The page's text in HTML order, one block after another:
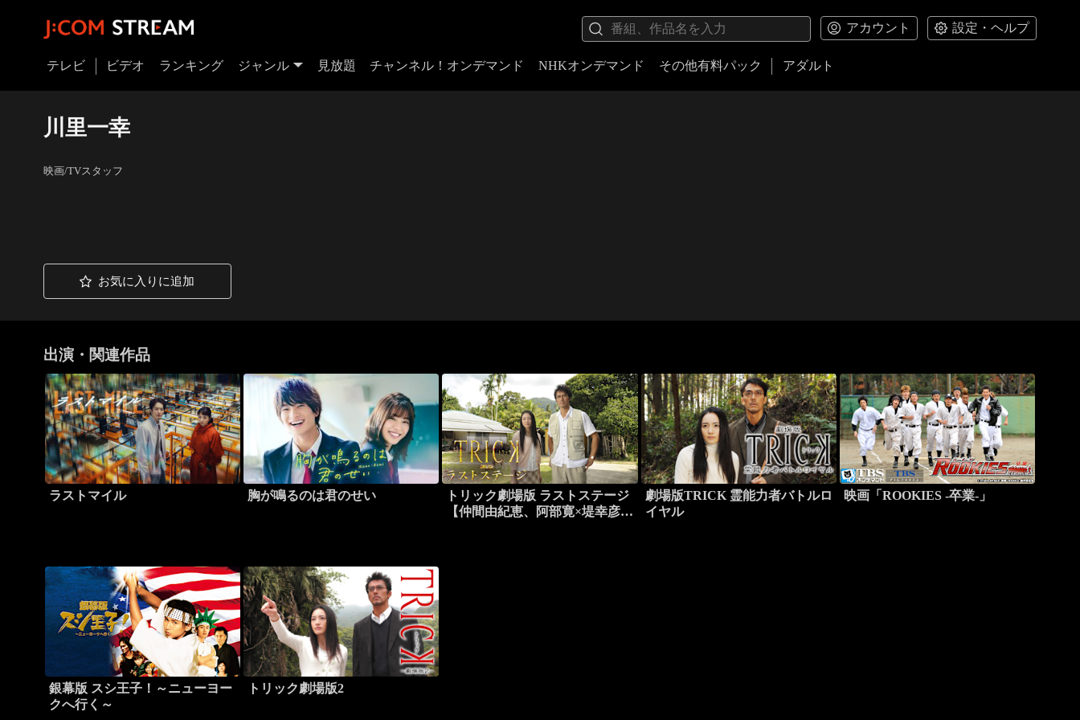
アカウント 設定・ヘルプ
テレビ ビデオ ランキング ジャンル 見放題 チャンネル！オンデマンド NHKオンデマンド その他有料パック アダルト
川里一幸
映画/TVスタッフ
お気に入りに追加
出演・関連作品
ラストマイル 胸が鳴るのは君のせい
トリック劇場版 ラストステージ
【仲間由紀恵、阿部寛×堤幸彦監
劇場版TRICK 霊能力者バトルロ
イヤル
映画「ROOKIES -卒業-」
銀幕版 スシ王子！～ニューヨー
クへ行く～
トリック劇場版2